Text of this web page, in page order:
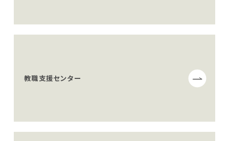
教職支援センター